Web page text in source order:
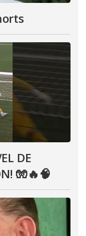
DE
🧤🔥🧠